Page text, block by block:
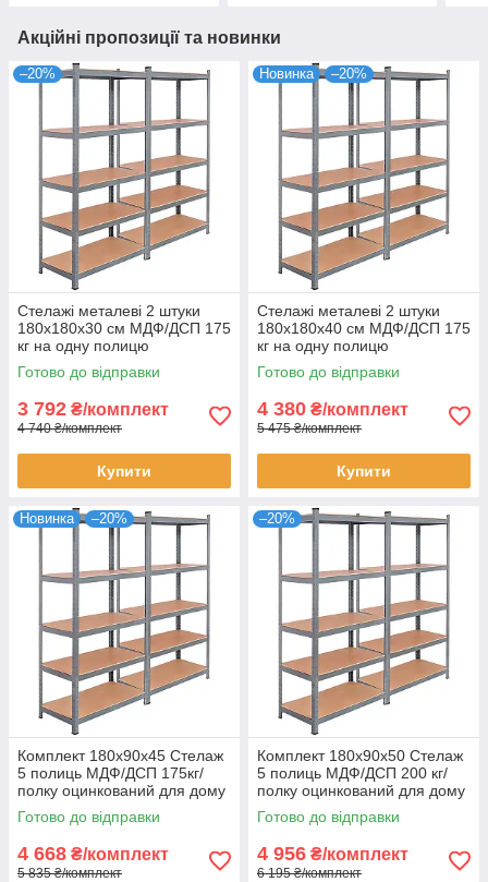
Акційні пропозиції та новинки
–20%
Стелажі металеві 2 штуки
180х180х30 см МДФ/ДСП 175
кг на одну полицю
оцинковані 10 полиць
комплект
Готово до відправки
3 792 ₴/комплект
4 740 ₴/комплект
Купити
Новинка –20%
Стелажі металеві 2 штуки
180х180х40 см МДФ/ДСП 175
кг на одну полицю
оцинковані 10 полиць для
зберігання
Готово до відправки
4 380 ₴/комплект
5 475 ₴/комплект
Купити
Новинка –20%
Комплект 180х90х45 Стелаж
5 полиць МДФ/ДСП 175кг/
полку оцинкований для дому
офісу склад 2 штуки
Готово до відправки
4 668 ₴/комплект
5 835 ₴/комплект
–20%
Комплект 180х90х50 Стелаж
5 полиць МДФ/ДСП 200 кг/
полку оцинкований для дому
офісу склад 2 штуки
Готово до відправки
4 956 ₴/комплект
6 195 ₴/комплект